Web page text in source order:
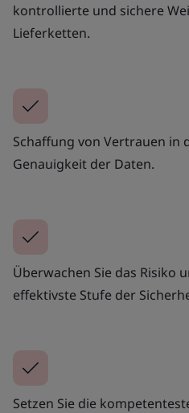
kontrollierte und sichere
Lieferketten.
Schaffung von Vertrauen in
Genauigkeit der Daten.
Überwachen Sie das Risiko
effektivste Stufe der
Setzen Sie die